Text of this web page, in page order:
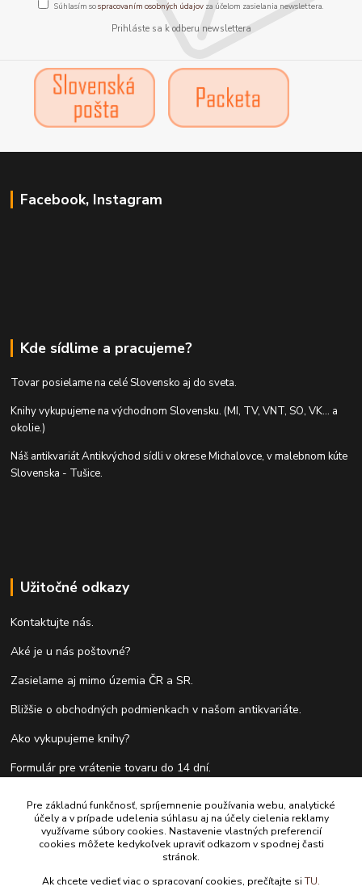
Súhlasím sospracovaním osobných údajov za účelom zasielania newslettera.
Prihláste sa k odberu newslettera
Facebook, Instagram
Kde sídlime a pracujeme?
Tovar posielame na celé Slovensko aj do sveta.
Knihy vykupujeme na východnom Slovensku. (MI, TV, VNT, SO, VK... a
okolie.)
Náš antikvariát Antikvýchod sídli v okrese Michalovce, v malebnom kúte
Slovenska - Tušice.
Užitočné odkazy
Kontaktujte nás.
Aké je u nás poštovné?
Zasielame aj mimo územia ČR a SR.
Bližšie o obchodných podmienkach v našom antikvariáte.
Ako vykupujeme knihy?
Formulár pre vrátenie tovaru do 14 dní.
Kontakty
Pre základnú funkčnosť, spríjemnenie používania webu, analytické
účely a v prípade udelenia súhlasu aj na účely cielenia reklamy
využívame súbory cookies. Nastavenie vlastných preferencií
cookies môžete kedykoľvek upraviť odkazom v spodnej časti
stránok.
Ak chcete vedieť viac o spracovaní cookies, prečítajte siTU.